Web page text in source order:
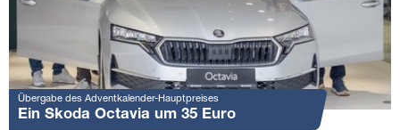
Übergabe des Adventkalender-Hauptpreises
Ein Skoda Octavia um 35 Euro